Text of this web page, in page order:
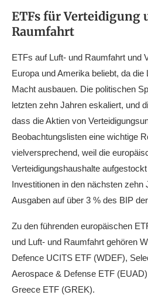
ETFs für Verteidigung
Raumfahrt
ETFs auf Luft- und Raumfahrt und
Europa und Amerika beliebt, da
Macht ausbauen. Die politischen
letzten zehn Jahren eskaliert, und
dass die Aktien von
Beobachtungslisten eine wichtige
vielversprechend, weil die
Verteidigungshaushalte
Investitionen in den nächsten zehn
Ausgaben auf über 3 % des BIP
Zu den führenden europäischen
und Luft- und Raumfahrt gehören
Defence UCITS ETF (WDEF),
Aerospace & Defense ETF
Greece ETF (GREK).